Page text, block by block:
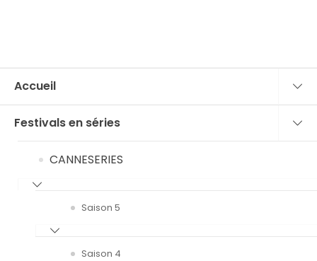
Accueil
Festivals en séries
CANNESERIES
Saison 5
Saison 4